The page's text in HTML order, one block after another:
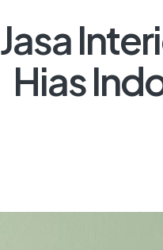
Jasa
Hias